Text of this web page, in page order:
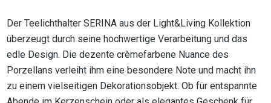
Der Teelichthalter SERINA aus der Light&Living Kollektion
überzeugt durch seine hochwertige Verarbeitung und das
edle Design. Die dezente crèmefarbene Nuance des
Porzellans verleiht ihm eine besondere Note und macht ihn
zu einem vielseitigen Dekorationsobjekt. Ob für entspannte